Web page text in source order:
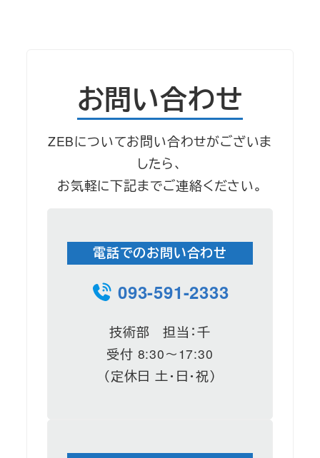
お問い合わせ
ZEBについてお問い合わせがございま
したら、
お気軽に下記までご連絡ください。
電話でのお問い合わせ
093-591-2333
技術部 担当：千
受付 8:30～17:30
（定休日 土・日・祝）